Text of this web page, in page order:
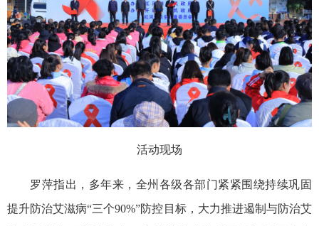
活动现场
罗萍指出，多年来，全州各级各部门紧紧围绕持续巩固
提升防治艾滋病“三个90%”防控目标，大力推进遏制与防治艾